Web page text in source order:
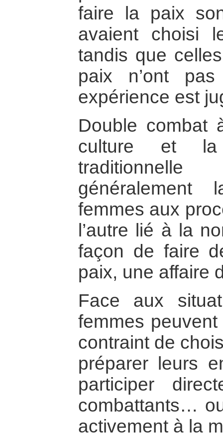
faire la paix
avaient choisi
tandis que
paix n’ont
expérience est
Double combat
culture et la
généralement
femmes aux
l’autre lié à la
façon de faire
paix, une affaire
Face aux
femmes
contraint de
préparer leurs
participer
combattants…
activement à la